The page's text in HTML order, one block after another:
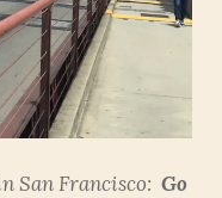
San Francisco: Go